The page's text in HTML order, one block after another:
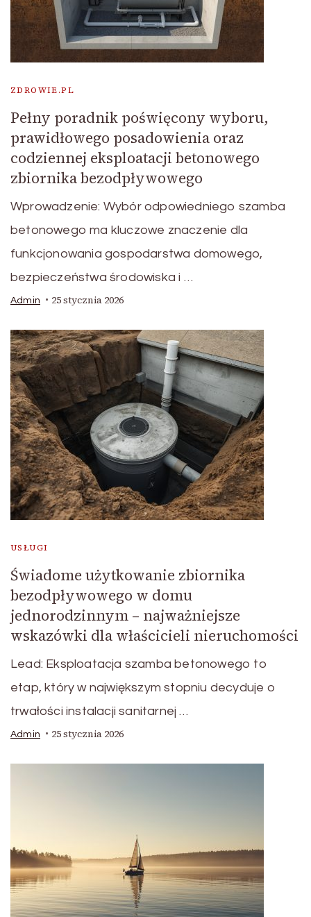
ZDROWIE.PL
Pełny poradnik poświęcony wyboru,
prawidłowego posadowienia oraz
codziennej eksploatacji betonowego
zbiornika bezodpływowego
Wprowadzenie: Wybór odpowiedniego szamba
betonowego ma kluczowe znaczenie dla
funkcjonowania gospodarstwa domowego,
bezpieczeństwa środowiska i …
Admin 25 stycznia 2026
USŁUGI
Świadome użytkowanie zbiornika
bezodpływowego w domu
jednorodzinnym – najważniejsze
wskazówki dla właścicieli nieruchomości
Lead: Eksploatacja szamba betonowego to
etap, który w największym stopniu decyduje o
trwałości instalacji sanitarnej …
Admin 25 stycznia 2026